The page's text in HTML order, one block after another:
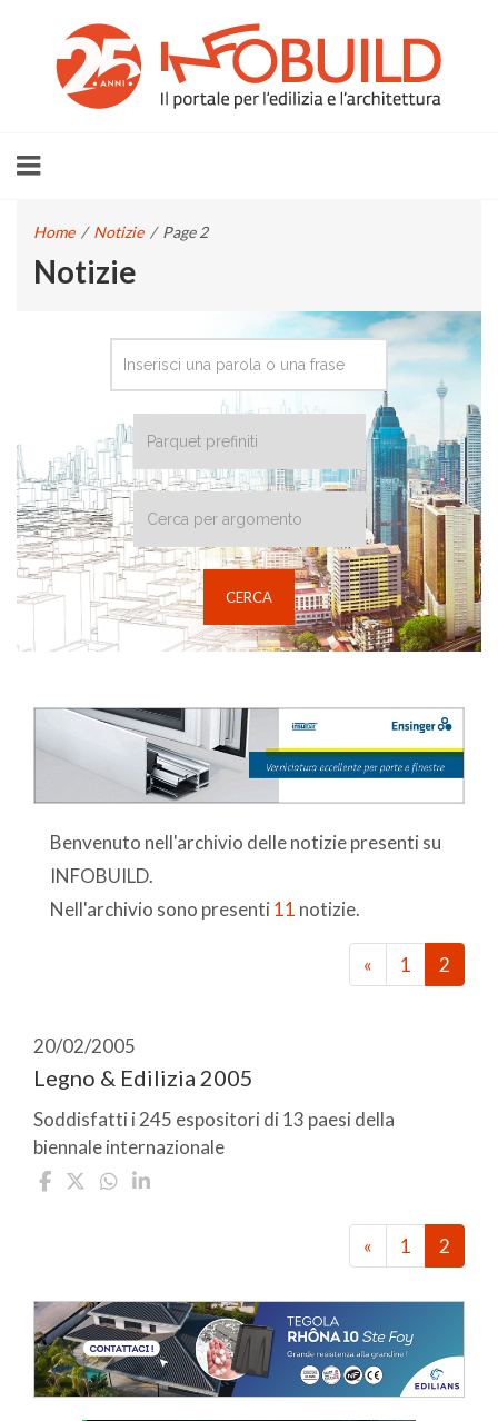
Home / Notizie / Page 2
Notizie
Benvenuto nell'archivio delle notizie presenti su
INFOBUILD.
Nell'archivio sono presenti 11 notizie.
« 1 2
20/02/2005
Legno & Edilizia 2005
Soddisfatti i 245 espositori di 13 paesi della
biennale internazionale
« 1 2